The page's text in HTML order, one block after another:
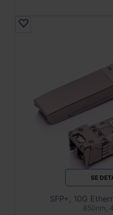
SE
SFP+, 10G
850nm,